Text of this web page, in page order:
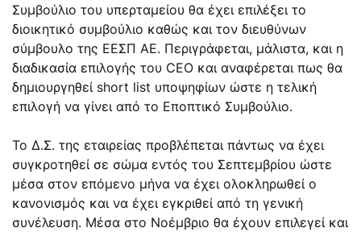
Συμβούλιο του υπερταμείου θα έχει επιλέξει το
διοικητικό συμβούλιο καθώς και τον διευθύνων
σύμβουλο της ΕΕΣΠ ΑΕ. Περιγράφεται, μάλιστα, και η
διαδικασία επιλογής του CEO και αναφέρεται πως θα
δημιουργηθεί short list υποψηφίων ώστε η τελική
επιλογή να γίνει από το Εποπτικό Συμβούλιο.
Το Δ.Σ. της εταιρείας προβλέπεται πάντως να έχει
συγκροτηθεί σε σώμα εντός του Σεπτεμβρίου ώστε
μέσα στον επόμενο μήνα να έχει ολοκληρωθεί ο
κανονισμός και να έχει εγκριθεί από τη γενική
συνέλευση. Μέσα στο Νοέμβριο θα έχουν επιλεγεί και